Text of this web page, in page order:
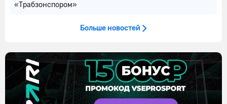
«Трабзонспором»
Больше новостей